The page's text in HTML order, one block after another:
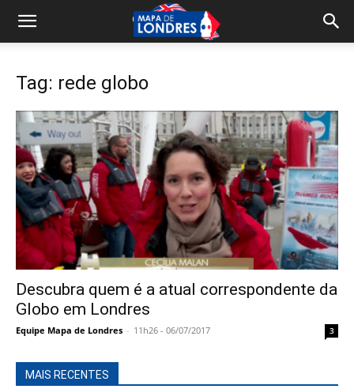
Tag: rede globo
Descubra quem é a atual correspondente da
Globo em Londres
Equipe Mapa de Londres - 11h26 - 06/07/2017 3
MAIS RECENTES